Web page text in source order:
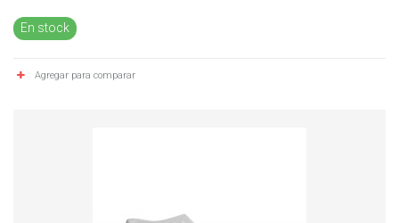
En stock
Agregar para comparar